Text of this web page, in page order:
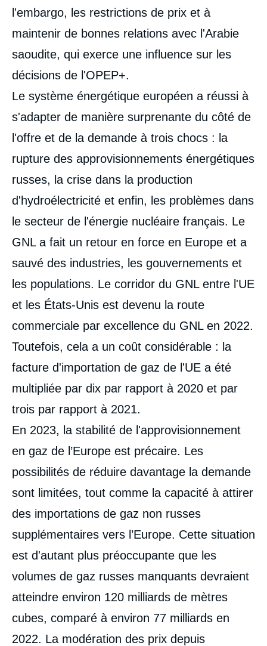
l'embargo, les restrictions de prix et à
maintenir de bonnes relations avec l'Arabie
saoudite, qui exerce une influence sur les
décisions de l'OPEP+.
Le système énergétique européen a réussi à
s'adapter de manière surprenante du côté de
l'offre et de la demande à trois chocs : la
rupture des approvisionnements énergétiques
russes, la crise dans la production
d'hydroélectricité et enfin, les problèmes dans
le secteur de l'énergie nucléaire français. Le
GNL a fait un retour en force en Europe et a
sauvé des industries, les gouvernements et
les populations. Le corridor du GNL entre l'UE
et les États-Unis est devenu la route
commerciale par excellence du GNL en 2022.
Toutefois, cela a un coût considérable : la
facture d'importation de gaz de l'UE a été
multipliée par dix par rapport à 2020 et par
trois par rapport à 2021.
En 2023, la stabilité de l'approvisionnement
en gaz de l’Europe est précaire. Les
possibilités de réduire davantage la demande
sont limitées, tout comme la capacité à attirer
des importations de gaz non russes
supplémentaires vers l’Europe. Cette situation
est d'autant plus préoccupante que les
volumes de gaz russes manquants devraient
atteindre environ 120 milliards de mètres
cubes, comparé à environ 77 milliards en
2022. La modération des prix depuis
Leslie PALTI-GUZMAN, Marc-Antoine EYL-
MAZZEGA, « La réorientation stratégique
des flux de gaz naturel liquéfié :
commerciaux », Études, Ifri, 12 avril 2023.
Copier